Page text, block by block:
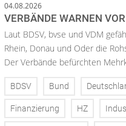
04.08.2026
VERBÄNDE WARNEN
Laut BDSV, bvse und VDM
Rhein, Donau und Oder die
Der Verbände befürchten
BDSV Bund
Finanzierung HZ